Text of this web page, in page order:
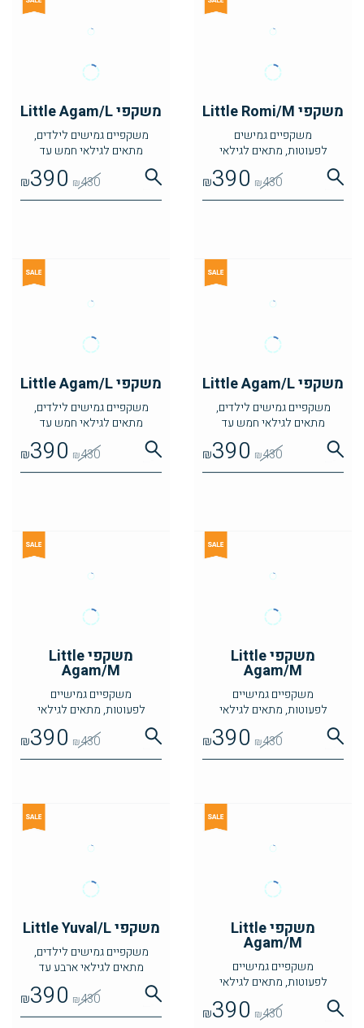
משקפי Little Romi/M
משקפיים גמישים
לפעוטות, מתאים לגילאי
שנתיים עד ארבע
₪430
₪390
משקפי Little Agam/L
משקפיים גמישים לילדים,
מתאים לגילאי חמש עד
₪430
₪390
משקפי Little Agam/L
משקפיים גמישים לילדים,
מתאים לגילאי חמש עד
₪430
₪390
משקפי Little Agam/L
משקפיים גמישים לילדים,
מתאים לגילאי חמש עד
₪430
₪390
משקפי Little
Agam/M
משקפיים גמישיים
לפעוטות, מתאים לגילאי
שנתיים עד ארבע
₪430
₪390
משקפי Little
Agam/M
משקפיים גמישיים
לפעוטות, מתאים לגילאי
שנתיים עד ארבע
₪430
₪390
משקפי Little
Agam/M
משקפיים גמישיים
לפעוטות, מתאים לגילאי
שנתיים עד ארבע
₪430
₪390
משקפי Little Yuval/L
משקפיים גמישים לילדים,
מתאים לגילאי ארבע עד
₪430
₪390